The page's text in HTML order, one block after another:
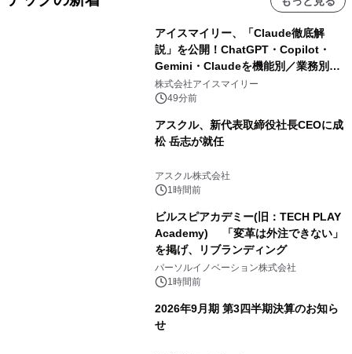
アイスマイリー、「Claude徹底解
説」を公開！ChatGPT・Copilot・
Gemini・Claudeを機能別／業務別に
比較―自社に合う生成AIの選び方がわ
かる実践ガイド
株式会社アイスマイリー
49分前
アスクル、新代表取締役社長CEOに成
松 岳志が就任
アスクル株式会社
1時間前
ビルスピアカデミー(旧：TECH PLAY
Academy) 「変革は外注できない」
を掲げ、リブランディング
パーソルイノベーション株式会社
1時間前
2026年9月期 第3四半期決算のお知ら
せ